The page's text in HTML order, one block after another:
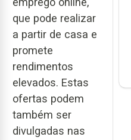
que pode realizar
a partir de casa e
promete
rendimentos
elevados. Estas
ofertas podem
também ser
divulgadas nas